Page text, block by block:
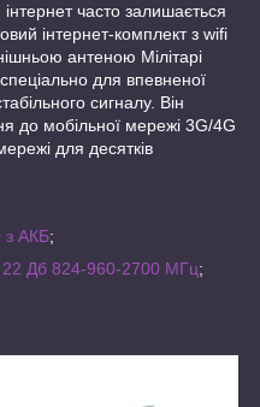
інтернет часто залишається
інтернет-комплект з wifi
антеною Мілітарі
для впевненої
сигналу. Він
до мобільної мережі 3G/4G
для десятків
з АКБ;
22 Дб 824-960-2700 МГц;